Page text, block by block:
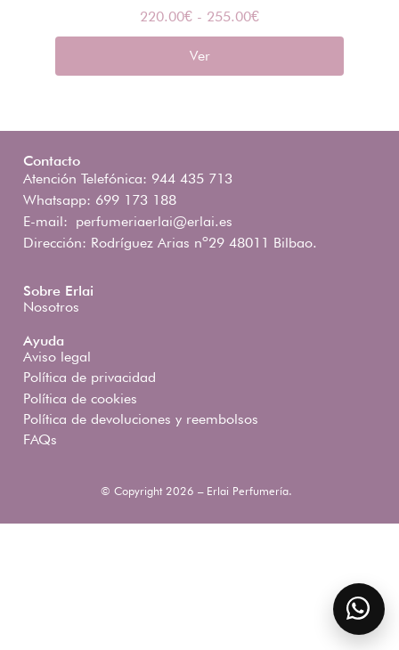
220.00€ - 255.00€
Ver
Contacto
Atención Telefónica: 944 435 713
Whatsapp: 699 173 188
E-mail: perfumeriaerlai@erlai.es
Dirección: Rodríguez Arias nº29 48011 Bilbao.
Sobre Erlai
Nosotros
Ayuda
Aviso legal
Política de privacidad
Política de cookies
Política de devoluciones y reembolsos
FAQs
© Copyright 2026 – Erlai Perfumería.